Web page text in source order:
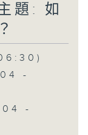
題: 如
-
-